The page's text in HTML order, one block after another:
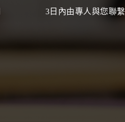
3日內由專人與您聯繫